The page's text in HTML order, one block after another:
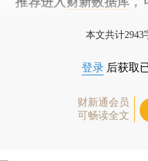
本文共计2943
登录 后获取
财新通会员
可畅读全文